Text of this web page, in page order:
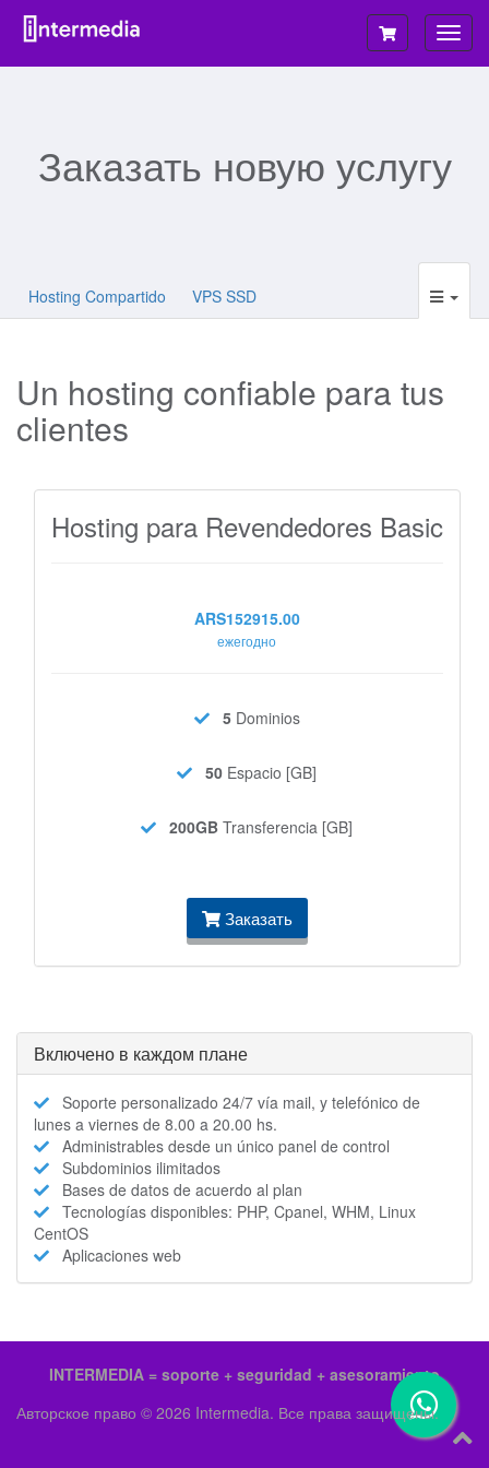
Заказать новую услугу
Hosting Compartido VPS SSD
Un hosting confiable para tus
clientes
Hosting para Revendedores Basic
ARS152915.00
ежегодно
5Dominios
50 Espacio [GB]
200GB Transferencia [GB]
Заказать
Включено в каждом плане
Soporte personalizado 24/7 vía mail, y telefónico de
lunes a viernes de 8.00 a 20.00 hs.
Administrables desde un único panel de control
Subdominios ilimitados
Bases de datos de acuerdo al plan
Tecnologías disponibles: PHP, Cpanel, WHM, Linux
CentOS
Aplicaciones web
INTERMEDIA = soporte + seguridad + asesoramiento
Авторское право © 2026 Intermedia. Все права защищены.